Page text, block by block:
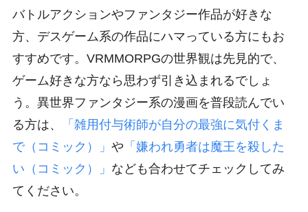
バトルアクションやファンタジー作品が好きな
方、デスゲーム系の作品にハマっている方にもお
すすめです。VRMMORPGの世界観は先見的で、
ゲーム好きな方なら思わず引き込まれるでしょ
う。異世界ファンタジー系の漫画を普段読んでい
る方は、
「雑用付与術師が自分の最強に気付くま
で（コミック）」 や 「嫌われ勇者は魔王を殺した
い（コミック）」 なども合わせてチェックしてみ
てください。